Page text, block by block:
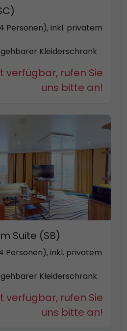
Personen), inkl. privatem
Kleiderschrank
verfügbar, rufen Sie
uns bitte an!
Suite (SB)
Personen), inkl. privatem
Kleiderschrank
verfügbar, rufen Sie
uns bitte an!